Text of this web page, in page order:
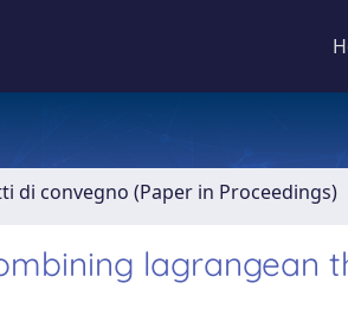
di convegno (Paper in Proceedings)
lagrangean